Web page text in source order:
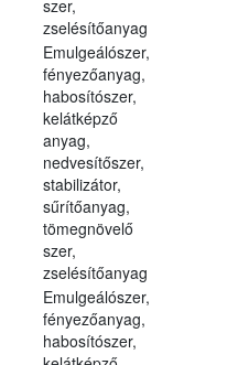
szer,
zselésítőanyag
Emulgeálószer,
fényezőanyag,
habosítószer,
kelátképző
anyag,
nedvesítőszer,
stabilizátor,
sűrítőanyag,
tömegnövelő
szer,
zselésítőanyag
Emulgeálószer,
fényezőanyag,
habosítószer,